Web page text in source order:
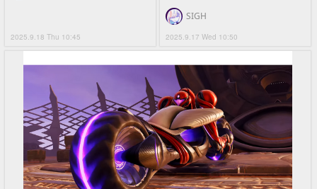
2025.9.18 Thu 10:45 2025.9.17 Wed 10:50
SIGH